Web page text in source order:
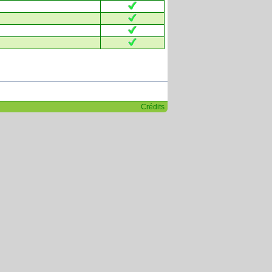
Crédits